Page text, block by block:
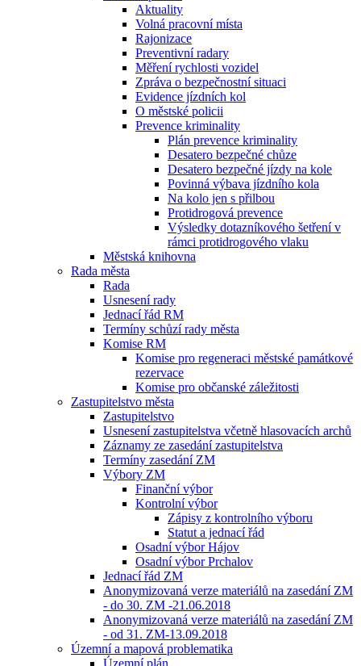
Aktuality
Volná pracovní místa
Rajonizace
Preventivní radary
Měření rychlosti vozidel
Zpráva o bezpečnostní situaci
Evidence jízdních kol
O městské policii
Prevence kriminality
Plán prevence kriminality
Desatero bezpečné chůze
Desatero bezpečné jízdy na kole
Povinná výbava jízdního kola
Na kolo jen s přilbou
Protidrogová prevence
Výsledky dotazníkového šetření v
rámci protidrogového vlaku
Městská knihovna
Rada města
Rada
Usnesení rady
Jednací řád RM
Termíny schůzí rady města
Komise RM
Komise pro regeneraci městské památkové
rezervace
Komise pro občanské záležitosti
Zastupitelstvo města
Zastupitelstvo
Usnesení zastupitelstva včetně hlasovacích archů
Záznamy ze zasedání zastupitelstva
Termíny zasedání ZM
Výbory ZM
Finanční výbor
Kontrolní výbor
Zápisy z kontrolního výboru
Statut a jednací řád
Osadní výbor Hájov
Osadní výbor Prchalov
Jednací řád ZM
Anonymizovaná verze materiálů na zasedání ZM
- do 30. ZM -21.06.2018
Anonymizovaná verze materiálů na zasedání ZM
- od 31. ZM-13.09.2018
Územní a mapová problematika
Územní plán